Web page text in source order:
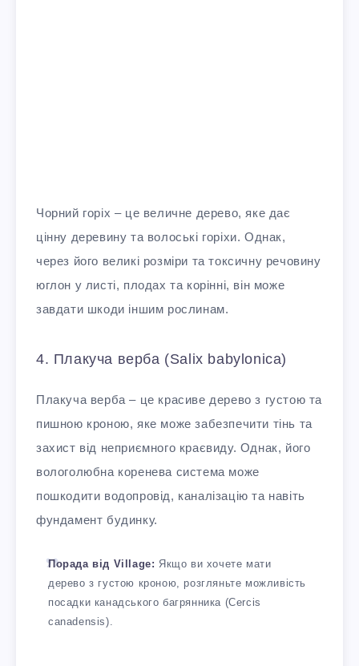
Чорний горіх – це величне дерево, яке дає
цінну деревину та волоські горіхи. Однак,
через його великі розміри та токсичну речовину
юглон у листі, плодах та корінні, він може
завдати шкоди іншим рослинам.
4. Плакуча верба (Salix babylonica)
Плакуча верба – це красиве дерево з густою та
пишною кроною, яке може забезпечити тінь та
захист від неприємного краєвиду. Однак, його
вологолюбна коренева система може
пошкодити водопровід, каналізацію та навіть
фундамент будинку.
Порада від Village: Якщо ви хочете мати
дерево з густою кроною, розгляньте можливість
посадки канадського багрянника (Cercis
canadensis).